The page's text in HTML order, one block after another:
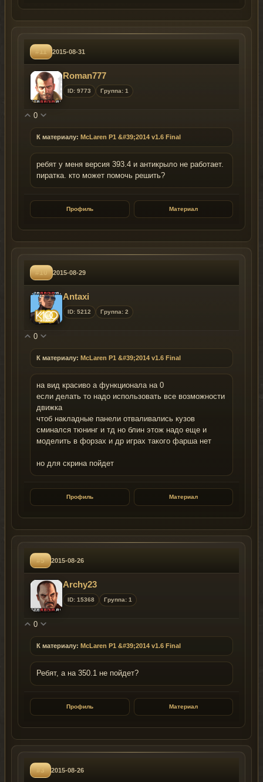
#11 2015-08-31
Roman777
ID: 9773 Группа: 1
0
К материалу: McLaren P1 &#39;2014 v1.6 Final
ребят у меня версия 393.4 и антикрыло не работает.
пиратка. кто может помочь решить?
Профиль Материал
#10 2015-08-29
Antaxi
ID: 5212 Группа: 2
0
К материалу: McLaren P1 &#39;2014 v1.6 Final
на вид красиво а функционала на 0
если делать то надо использовать все возможности
движка
чтоб накладные панели отваливались кузов
сминался тюнинг и тд но блин этож надо еще и
моделить в форзах и др играх такого фарша нет
но для скрина пойдет
Профиль Материал
#5 2015-08-26
Archy23
ID: 15368 Группа: 1
0
К материалу: McLaren P1 &#39;2014 v1.6 Final
Ребят, а на 350.1 не пойдет?
Профиль Материал
#3 2015-08-26